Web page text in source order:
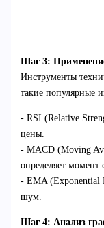
Шаг 3:
Инструменты
такие популярные
- RSI (Relative
цены.
- MACD (Moving
определяет момент
- EMA (Exponential
шум.
Шаг 4: Анализ